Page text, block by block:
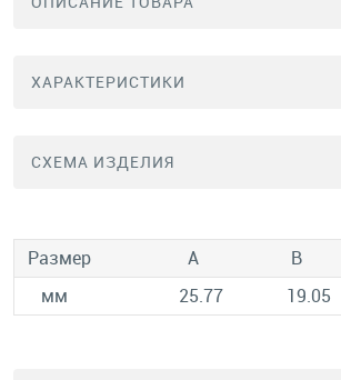
ХАРАКТЕРИСТИКИ
СХЕМА ИЗДЕЛИЯ
Размер А B
мм
25.77 19.05